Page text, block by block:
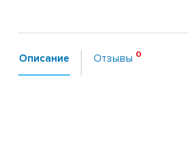
Описание Отзывы